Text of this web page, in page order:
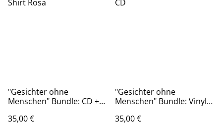
"Gesichter ohne
Menschen" Bundle: CD +
35,00 €
"Gesichter ohne
Menschen" Bundle: Vinyl +
35,00 €